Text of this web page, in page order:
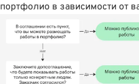
портфолио в зависимости от